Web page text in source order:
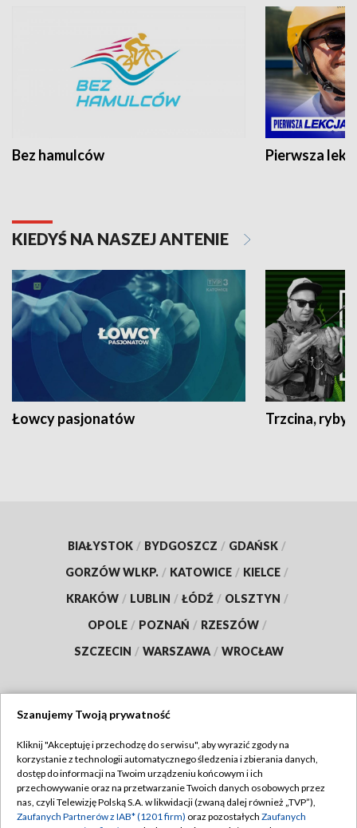
Bez hamulców Pierwsza
KIEDYŚ NA NASZEJ ANTENIE
Łowcy pasjonatów Trzcina, ryby
BIAŁYSTOK / BYDGOSZCZ / GDAŃSK /
GORZÓW WLKP. / KATOWICE / KIELCE /
KRAKÓW / LUBLIN / ŁÓDŹ / OLSZTYN /
OPOLE / POZNAŃ / RZESZÓW /
SZCZECIN / WARSZAWA / WROCŁAW
TVP
Abonament TVP
Emisja w TVP
Regulamin TVP
Polityka prywatności
Szanujemy Twoją prywatność
Kliknij "Akceptuję i przechodzę do serwisu", aby wyrazić zgody na
korzystanie z technologii automatycznego śledzenia i zbierania danych,
dostęp do informacji na Twoim urządzeniu końcowym i ich
przechowywanie oraz na przetwarzanie Twoich danych osobowych przez
nas, czyli Telewizję Polską S.A. w likwidacji (zwaną dalej również „TVP”),
Zaufanych Partnerów z IAB* (1201 firm) oraz pozostałych Zaufanych